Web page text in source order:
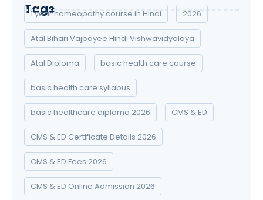
Tags
1 year homeopathy course in Hindi 2026
Atal Bihari Vajpayee Hindi Vishwavidyalaya
Atal Diploma basic health care course
basic health care syllabus
basic healthcare diploma 2026 CMS & ED
CMS & ED Certificate Details 2026
CMS & ED Fees 2026
CMS & ED Online Admission 2026